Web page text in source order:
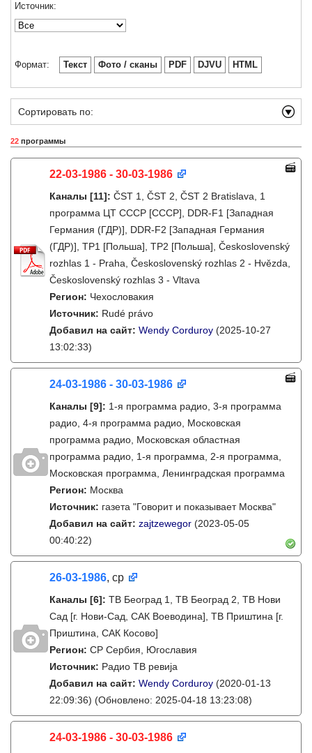
Источник:
Формат: Текст Фото / сканы PDF DJVU HTML
Сортировать по:
22 программы
22-03-1986 - 30-03-1986
Каналы [11]: ČST 1, ČST 2, ČST 2 Bratislava, 1
программа ЦТ СССР [СССР], DDR-F1 [Западная
Германия (ГДР)], DDR-F2 [Западная Германия
(ГДР)], TP1 [Польша], TP2 [Польша], Československý
rozhlas 1 - Praha, Československý rozhlas 2 - Hvězda,
Československý rozhlas 3 - Vltava
Регион: Чехословакия
Источник: Rudé právo
Добавил на сайт: Wendy Corduroy (2025-10-27
13:02:33)
24-03-1986 - 30-03-1986
Каналы [9]: 1-я программа радио, 3-я программа
радио, 4-я программа радио, Московская
программа радио, Московская областная
программа радио, 1-я программа, 2-я программа,
Московская программа, Ленинградская программа
Регион: Москва
Источник: газета "Говорит и показывает Москва"
Добавил на сайт: zajtzewegor (2023-05-05
00:40:22)
26-03-1986, ср
Каналы [6]: ТВ Београд 1, ТВ Београд 2, ТВ Нови
Сад [г. Нови-Сад, САК Воеводина], ТВ Приштина [г.
Приштина, САК Косово]
Регион: СР Сербия, Югославия
Источник: Радио ТВ ревиjа
Добавил на сайт: Wendy Corduroy (2020-01-13
22:09:36) (Обновлено: 2025-04-18 13:23:08)
24-03-1986 - 30-03-1986